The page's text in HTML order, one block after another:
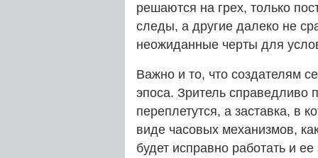
решаются на грех, только
следы, а другие далеко не
неожиданные черты для
Важно и то, что создателям
эпоса. Зритель справедливо
переплетутся, а заставка, в
виде часовых механизмов,
будет исправно работать и